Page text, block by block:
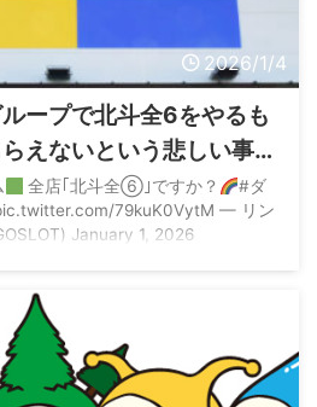
2026/1/4
ープで北斗全6をやるも
えないという悲しい事
全店｢北斗全➅｣ですか？
#ダ
79kuK0VytM — リン
January 1, 2026